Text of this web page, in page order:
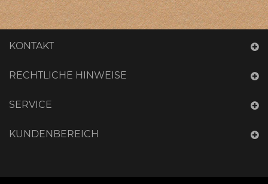
KONTAKT
RECHTLICHE HINWEISE
SERVICE
KUNDENBEREICH